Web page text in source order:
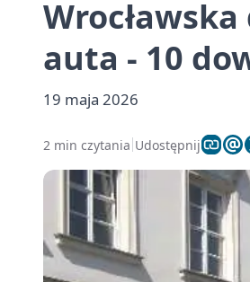
auta - 10
19 maja 2026
2 min czytania Udostępnij